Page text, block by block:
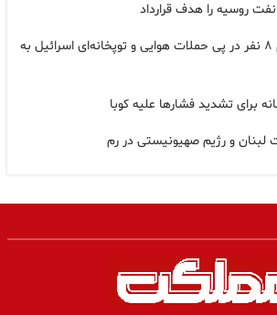
زخمی شدن دست‌کم ۸ نفر در پی حملات هوایی و توپخانه‌ای اسرائیل به
برای تشدید فشارها علیه کوبا
لبنان و رژیم صهیونیستی در رم